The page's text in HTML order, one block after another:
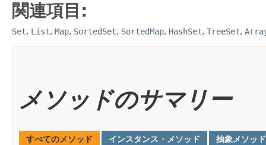
関連項目:
Set, List, Map, SortedSet, SortedMap, HashSet, TreeSet,
メソッドのサマリー
すべてのメソッド インスタンス・メソッド 抽象メソッド